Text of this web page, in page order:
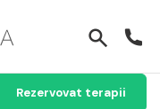
Rezervovat terapii